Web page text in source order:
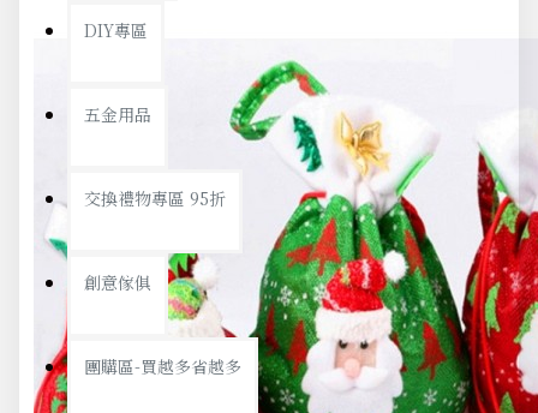
DIY專區
五金用品
交換禮物專區 95折
創意傢俱
團購區-買越多省越多